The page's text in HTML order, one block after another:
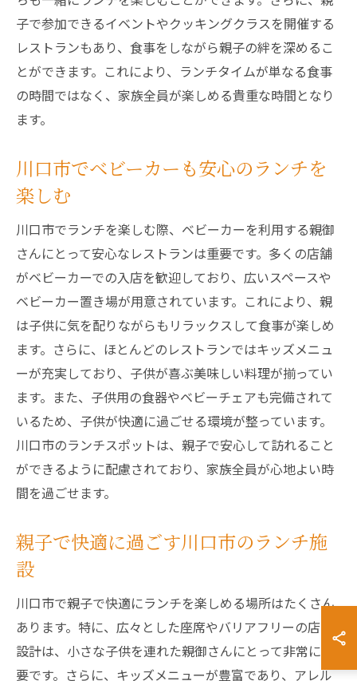
子で参加できるイベントやクッキングクラスを開催する
レストランもあり、食事をしながら親子の絆を深めるこ
とができます。これにより、ランチタイムが単なる食事
の時間ではなく、家族全員が楽しめる貴重な時間となり
ます。
川口市でベビーカーも安心のランチを
楽しむ
川口市でランチを楽しむ際、ベビーカーを利用する親御
さんにとって安心なレストランは重要です。多くの店舗
がベビーカーでの入店を歓迎しており、広いスペースや
ベビーカー置き場が用意されています。これにより、親
は子供に気を配りながらもリラックスして食事が楽しめ
ます。さらに、ほとんどのレストランではキッズメニュ
ーが充実しており、子供が喜ぶ美味しい料理が揃ってい
ます。また、子供用の食器やベビーチェアも完備されて
いるため、子供が快適に過ごせる環境が整っています。
川口市のランチスポットは、親子で安心して訪れること
ができるように配慮されており、家族全員が心地よい時
間を過ごせます。
親子で快適に過ごす川口市のランチ施
設
川口市で親子で快適にランチを楽しめる場所はたくさん
あります。特に、広々とした座席やバリアフリーの店内
設計は、小さな子供を連れた親御さんにとって非常に重
要です。さらに、キッズメニューが豊富であり、アレル